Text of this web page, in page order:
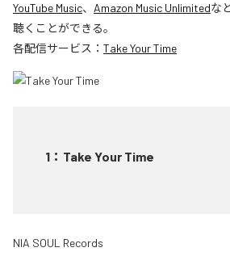
YouTube Music、 Amazon Music Unlimitedな
聴くことができる。
各配信サービス： Take Your Time
1 ： Take Your Time
NIA SOUL Records